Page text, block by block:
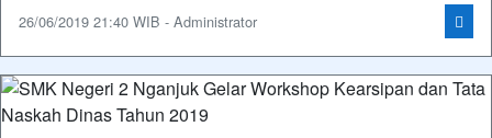
26/06/2019 21:40 WIB - Administrator